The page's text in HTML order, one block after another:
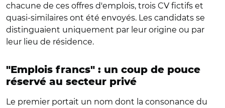
chacune de ces offres d'emplois, trois CV fictifs et
quasi-similaires ont été envoyés. Les candidats se
distinguaient uniquement par leur origine ou par
leur lieu de résidence.
"Emplois francs" : un coup de pouce
réservé au secteur privé
Le premier portait un nom dont la consonance du